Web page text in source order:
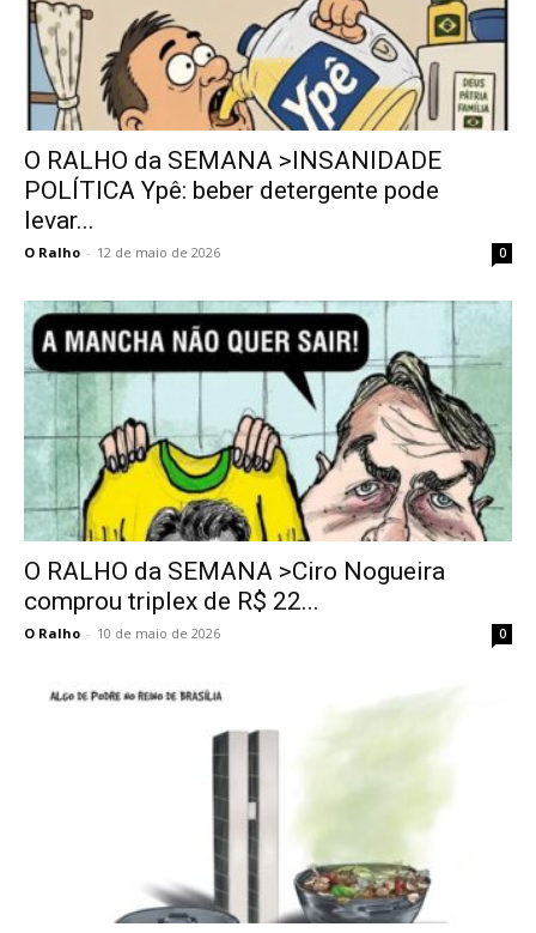
O RALHO da SEMANA >INSANIDADE
POLÍTICA Ypê: beber detergente pode
levar...
O Ralho - 12 de maio de 2026 0
O RALHO da SEMANA >Ciro Nogueira
comprou triplex de R$ 22...
O Ralho - 10 de maio de 2026 0